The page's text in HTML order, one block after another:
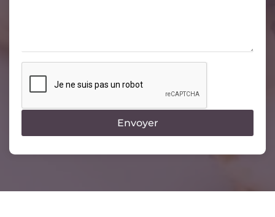
Envoyer